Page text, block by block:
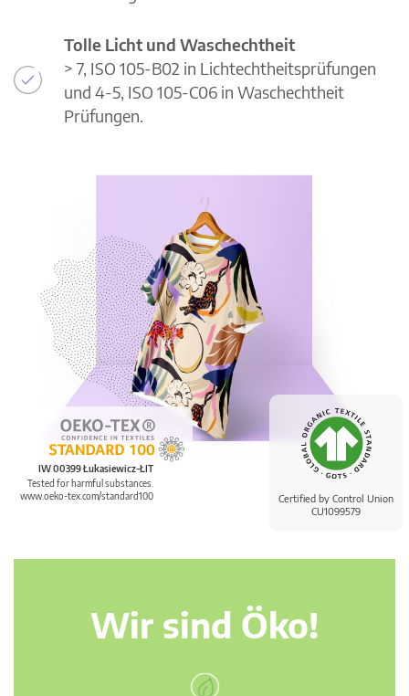
Certified by Control Union
CU1099579
IW 00399 Łukasiewicz-ŁIT
Tested for harmful substances.
www.oeko-tex.com/standard100
Tolle Licht und Waschechtheit
> 7, ISO 105-B02 in Lichtechtheitsprüfungen
und 4-5, ISO 105-C06 in Waschechtheit
Prüfungen.
Wir sind Öko!